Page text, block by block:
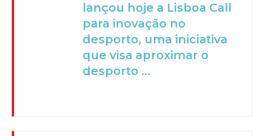
lançou hoje a Lisboa Call
para inovação no
desporto, uma iniciativa
que visa aproximar o
desporto ...